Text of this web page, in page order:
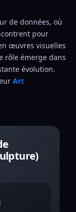
de données, où
pour
œuvres visuelles
rôle émerge dans
évolution.
Art